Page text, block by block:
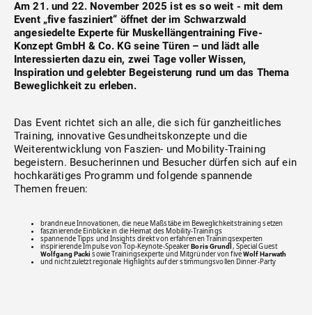
Am 21. und 22. November 2025 ist es so weit - mit dem
Event „five fasziniert“ öffnet der im Schwarzwald
angesiedelte Experte für Muskellängentraining Five-
Konzept GmbH & Co. KG seine Türen – und lädt alle
Interessierten dazu ein, zwei Tage voller Wissen,
Inspiration und gelebter Begeisterung rund um das Thema
Beweglichkeit zu erleben.
Das Event richtet sich an alle, die sich für ganzheitliches
Training, innovative Gesundheitskonzepte und die
Weiterentwicklung von Faszien- und Mobility-Training
begeistern. Besucherinnen und Besucher dürfen sich auf ein
hochkarätiges Programm und folgende spannende
Themen freuen:
brandneue Innovationen, die neue Maßstäbe im Beweglichkeitstraining setzen
faszinierende Einblicke in die Heimat des Mobility-Trainings
spannende Tipps und Insights direkt von erfahrenen Trainingsexperten
inspirierende Impulse von Top-Keynote-SpeakerBoris Grundl , Special Guest
Wolfgang Packi sowie Trainingsexperte und Mitgründer von fiveWolf Harwath
und nicht zuletzt regionale Highlights auf der stimmungsvollen Dinner-Party